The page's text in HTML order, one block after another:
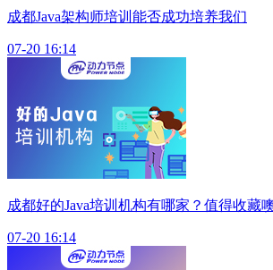
成都Java架构师培训能否成功培养我们
07-20 16:14
成都好的Java培训机构有哪家？值得收藏噢
07-20 16:14